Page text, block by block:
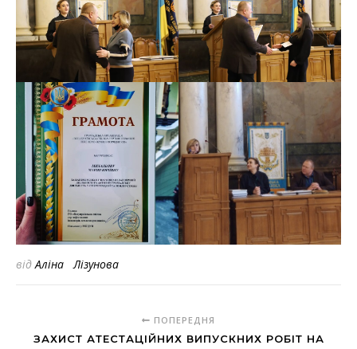
відАліна Лізунова
ПОПЕРЕДНЯ
ЗАХИСТ АТЕСТАЦІЙНИХ ВИПУСКНИХ РОБІТ НА